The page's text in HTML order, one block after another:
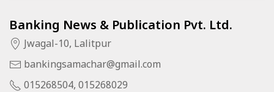
Banking News & Publication Pvt. Ltd.
Jwagal-10, Lalitpur
bankingsamachar@gmail.com
015268504, 015268029